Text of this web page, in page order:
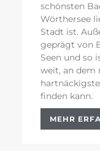
schönsten
Wörthersee
Stadt ist.
geprägt von
Seen und so
weit, an dem
finden kann.
MEHR